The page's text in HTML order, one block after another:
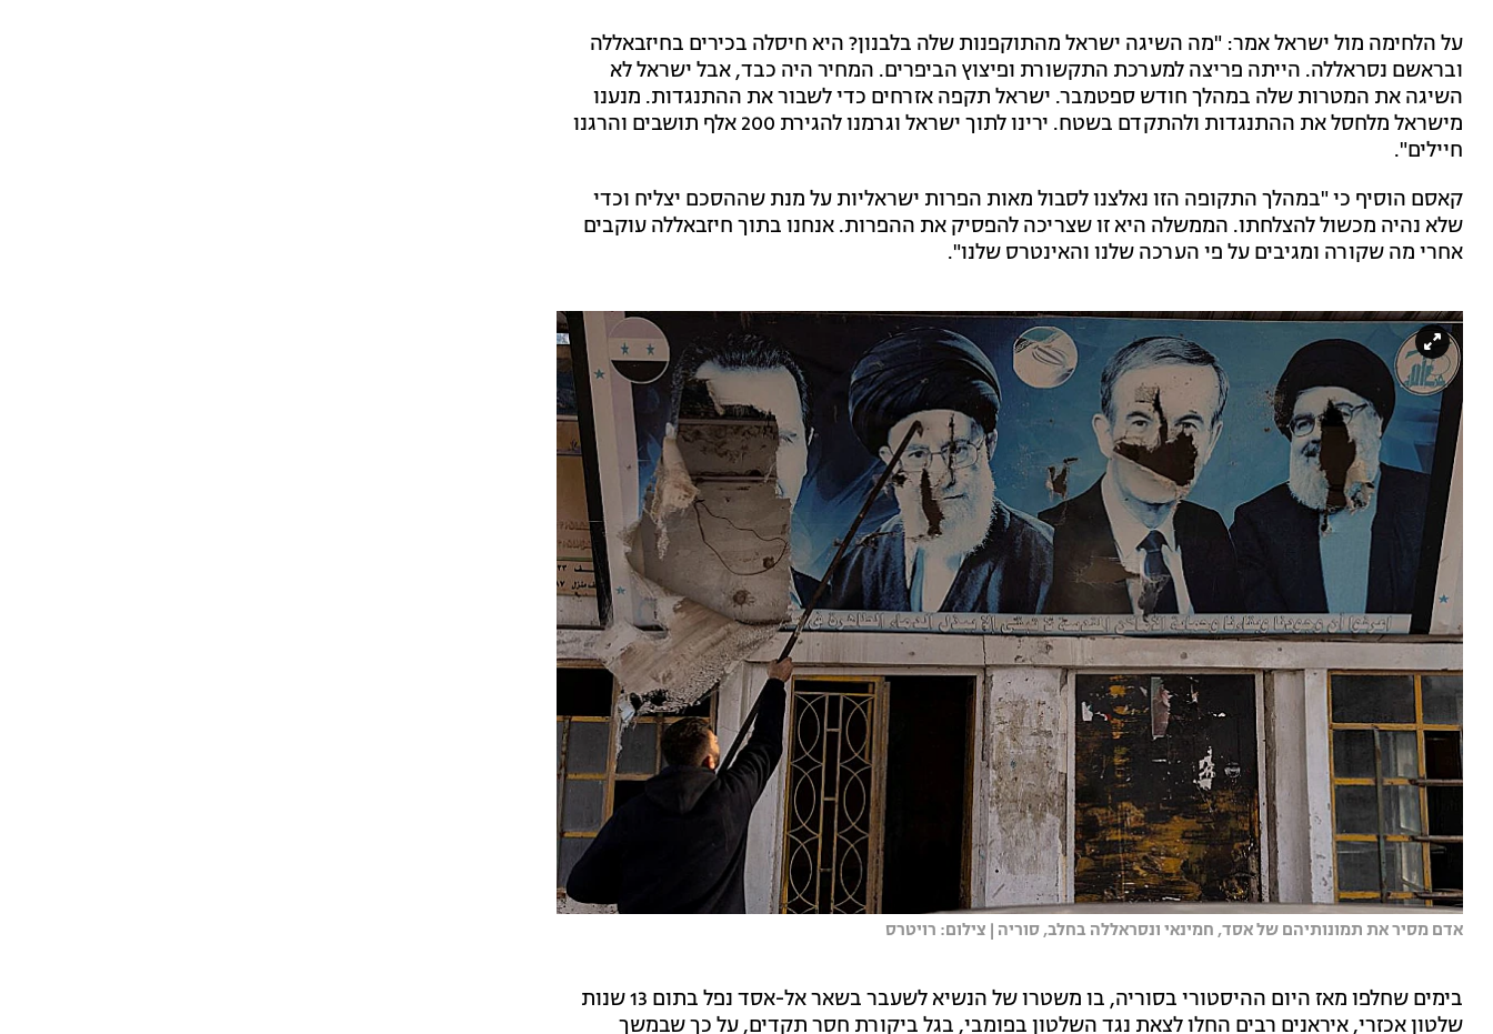
על הלחימה מול ישראל אמר: "מה השיגה ישראל מהתוקפנות שלה בלבנון? היא חיסלה בכירים בחיזבאללה
ובראשם נסראללה. הייתה פריצה למערכת התקשורת ופיצוץ הביפרים. המחיר היה כבד, אבל ישראל לא
השיגה את המטרות שלה במהלך חודש ספטמבר. ישראל תקפה אזרחים כדי לשבור את ההתנגדות. מנענו
מישראל מלחסל את ההתנגדות ולהתקדם בשטח. ירינו לתוך ישראל וגרמנו להגירת 200 אלף תושבים והרגנו
חיילים".
קאסם הוסיף כי "במהלך התקופה הזו נאלצנו לסבול מאות הפרות ישראליות על מנת שההסכם יצליח וכדי
שלא נהיה מכשול להצלחתו. הממשלה היא זו שצריכה להפסיק את ההפרות. אנחנו בתוך חיזבאללה עוקבים
אחרי מה שקורה ומגיבים על פי הערכה שלנו והאינטרס שלנו".
אדם מסיר את תמונותיהם של אסד, חמינאי ונסראללה בחלב, סוריה | צילום: רויטרס
בימים שחלפו מאז היום ההיסטורי בסוריה, בו משטרו של הנשיא לשעבר בשאר אל-אסד נפל בתום 13 שנות
שלטון אכזרי, איראנים רבים החלו לצאת נגד השלטון בפומבי, בגל ביקורת חסר תקדים, על כך שבמשך